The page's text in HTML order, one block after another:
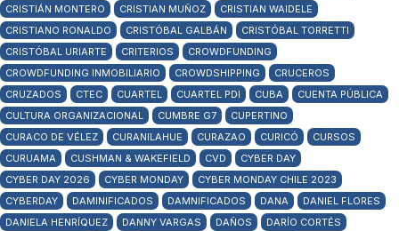
CRISTIÁN MONTERO
CRISTIAN MUÑOZ
CRISTIAN WAIDELE
CRISTIANO RONALDO
CRISTÓBAL GALBÁN
CRISTÓBAL TORRETTI
CRISTÓBAL URIARTE
CRITERIOS
CROWDFUNDING
CROWDFUNDING INMOBILIARIO
CROWDSHIPPING
CRUCEROS
CRUZADOS
CTEC CUARTEL CUARTEL PDI CUBA
CUENTA PÚBLICA
CULTURA ORGANIZACIONAL
CUMBRE G7
CUPERTINO
CURACO DE VÉLEZ
CURANILAHUE CURAZAO CURICÓ
CURSOS
CURUAMA
CUSHMAN & WAKEFIELD CVD
CYBER DAY
CYBER DAY 2026
CYBER MONDAY
CYBER MONDAY CHILE 2023
CYBERDAY
DAMINIFICADOS DAMNIFICADOS DANA
DANIEL FLORES
DANIELA HENRÍQUEZ
DANNY VARGAS DAÑOS
DARÍO CORTÉS